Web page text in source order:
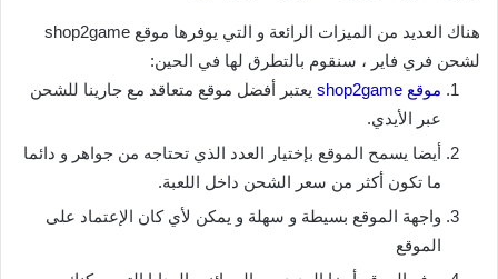
هناك العديد من الميزات الرائعة و التي يوفرها موقع shop2game
لشحن فري فاير ، سنقوم بالتطرق لها في الحين:
موقع shop2game
يعتبر أفضل موقع متعاقد مع جارينا للشحن
عبر الأيدي.
أيضا يسمح الموقع بإختيار العدد الذي تحتاجه من جواهر و دائما
ما تكون أكثر من سعر الشحن داخل اللعبة.
واجهة الموقع بسيطة و سهلة و يمكن لأي كان الإعتماد على
الموقع